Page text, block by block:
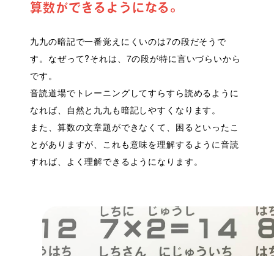
算数ができるようになる。
九九の暗記で一番覚えにくいのは7の段だそうで
す。なぜって?それは、7の段が特に言いづらいから
です。
音読道場でトレーニングしてすらすら読めるように
なれば、自然と九九も暗記しやすくなります。
また、算数の文章題ができなくて、困るといったこ
とがありますが、これも意味を理解するように音読
すれば、よく理解できるようになります。